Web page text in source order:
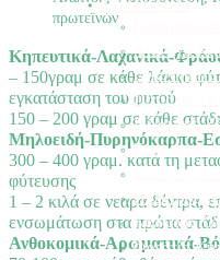
πρωτεϊνών
Κηπευτικά-Λαχανικά-
– 150γραμ σε κάθε λάκκο
εγκατάσταση του φυτού
150 – 200 γραμ σε κάθε
Μηλοειδή-Πυρηνόκαρπα-
300 – 400 γραμ. κατά τη
φύτευσης
1 – 2 κιλά σε νεαρά δέντρα,
ενσωμάτωση στα πρώτα
Ανθοκομικά-Αρωματικά-
Λάστιχα
Ποτιστικά
Πλαστικά
Σταλάκτες
Σωλήνες
Καλώδια
Φρεάτια